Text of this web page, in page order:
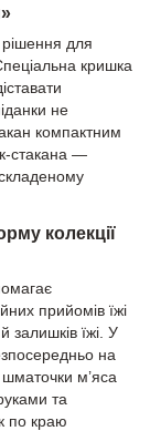
для
кришка
не
компактним
стакана —
колекції
прийомів їжі
залишків їжі. У
на
шматочки м’яса
та
по краю